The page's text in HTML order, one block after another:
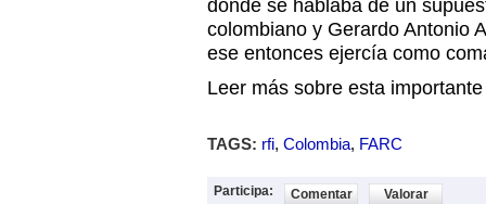
donde se hablaba de un
colombiano y Gerardo Antonio
ese entonces ejercía como
Leer más sobre esta
TAGS: rfi, Colombia, FARC
Participa: Comentar Valorar